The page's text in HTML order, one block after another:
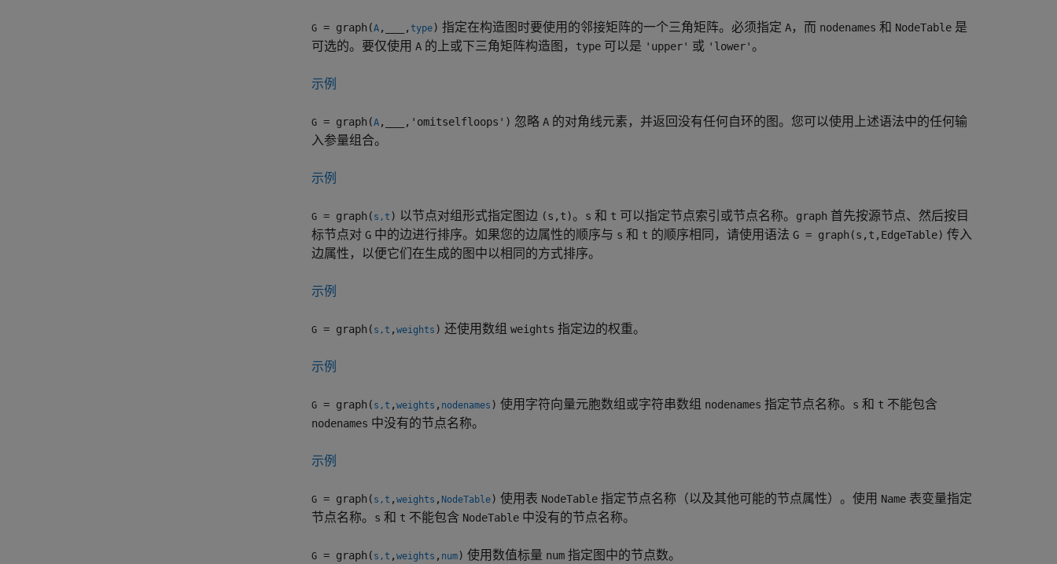
G = graph(A , , type) 指定在构造图时要使用的邻接矩阵的一个三角矩阵。必须指定 A，而 nodenames 和 NodeTable 是
可选的。要仅使用 A 的上或下三角矩阵构造图， type 可以是 'upper' 或 'lower'。
示例
G = graph(A , ,'omitselfloops') 忽略 A 的对角线元素，并返回没有任何自环的图。您可以使用上述语法中的任何输
入参量组合。
示例
G = graph( s,t ) 以节点对组形式指定图边 (s,t)。 s 和 t 可以指定节点索引或节点名称。 graph 首先按源节点、然后按目
标节点对 G 中的边进行排序。如果您的边属性的顺序与 s 和 t 的顺序相同，请使用语法 G = graph(s,t,EdgeTable) 传入
边属性，以便它们在生成的图中以相同的方式排序。
示例
G = graph( s,t , weights ) 还使用数组 weights 指定边的权重。
示例
G = graph( s,t , weights , nodenames ) 使用字符向量元胞数组或字符串数组 nodenames 指定节点名称。 s 和 t 不能包含
nodenames 中没有的节点名称。
示例
G = graph( s,t , weights , NodeTable) 使用表 NodeTable 指定节点名称（以及其他可能的节点属性）。使用 Name 表变量指定
节点名称。
s 和 t 不能包含 NodeTable 中没有的节点名称。
G = graph( s,t , weights , num) 使用数值标量 num 指定图中的节点数。